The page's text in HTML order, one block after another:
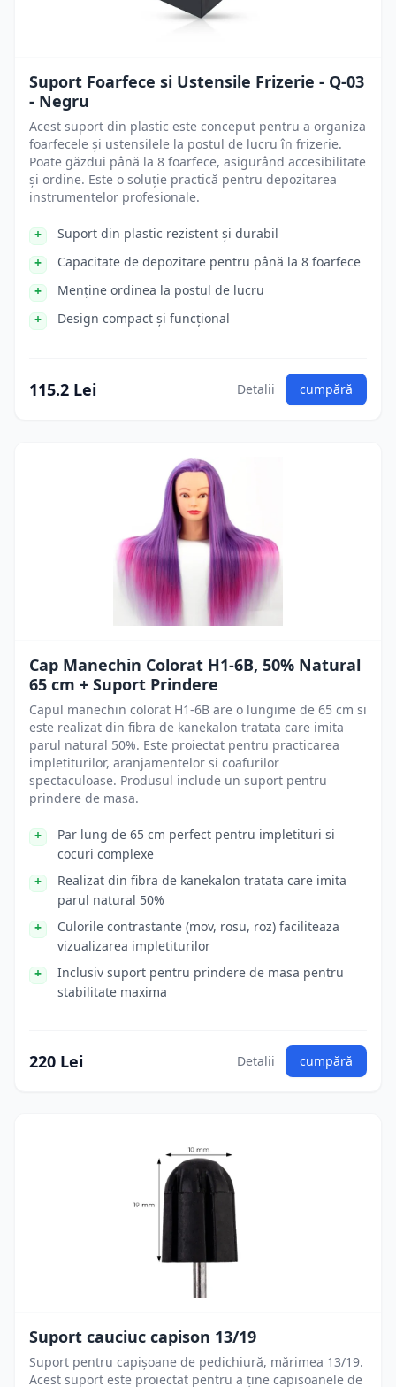
Suport Foarfece si Ustensile Frizerie - Q-03
- Negru
Acest suport din plastic este conceput pentru a organiza
foarfecele și ustensilele la postul de lucru în frizerie.
Poate găzdui până la 8 foarfece, asigurând accesibilitate
și ordine. Este o soluție practică pentru depozitarea
instrumentelor profesionale.
Suport din plastic rezistent și durabil
Capacitate de depozitare pentru până la 8 foarfece
Menține ordinea la postul de lucru
Design compact și funcțional
115.2 Lei Detalii cumpără
Cap Manechin Colorat H1-6B, 50% Natural
65 cm + Suport Prindere
Capul manechin colorat H1-6B are o lungime de 65 cm si
este realizat din fibra de kanekalon tratata care imita
parul natural 50%. Este proiectat pentru practicarea
impletiturilor, aranjamentelor si coafurilor
spectaculoase. Produsul include un suport pentru
prindere de masa.
Par lung de 65 cm perfect pentru impletituri si
cocuri complexe
Realizat din fibra de kanekalon tratata care imita
parul natural 50%
Culorile contrastante (mov, rosu, roz) faciliteaza
vizualizarea impletiturilor
Inclusiv suport pentru prindere de masa pentru
stabilitate maxima
220 Lei Detalii cumpără
Suport cauciuc capison 13/19
Suport pentru capișoane de pedichiură, mărimea 13/19.
Acest suport este proiectat pentru a ține capișoanele de